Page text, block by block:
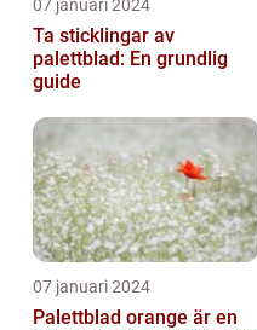
07 januari 2024
Ta sticklingar av
palettblad: En grundlig
guide
07 januari 2024
Palettblad orange är en